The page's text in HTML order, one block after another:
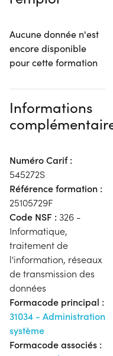
Aucune donnée n'est
encore disponible
pour cette formation
Informations
Numéro Carif :
545272S
Référence formation :
25105729F
Code NSF : 326 -
Informatique,
traitement de
l'information, réseaux
de transmission des
données
Formacode principal :
31034 - Administration
système
Formacode associés :